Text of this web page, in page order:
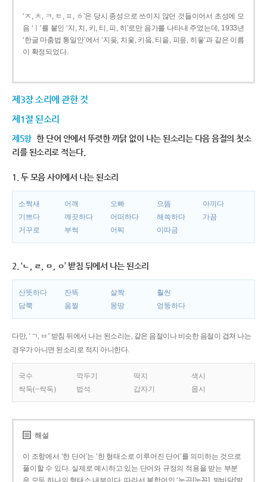
‘ㅈ, ㅊ, ㅋ, ㅌ, ㅍ, ㅎ’은 당시 종성으로 쓰이지 않던 것들이어서 초성에 모
음 ‘ㅣ’를 붙인 ‘지, 치, 키, 티, 피, 히’로만 음가를 나타내 주었는데, 1933년
‘한글 마춤법 통일안’에서 ‘지읒, 치읓, 키읔, 티읕, 피읖, 히읗’과 같은 이름
이 확정되었다.
제3장 소리에 관한 것
제1절 된소리
제5항 한 단어 안에서 뚜렷한 까닭 없이 나는 된소리는 다음 음절의 첫소
리를 된소리로 적는다.
1. 두 모음 사이에서 나는 된소리
소쩍새 어깨 오빠 으뜸
아끼다
기쁘다
깨끗하다 어떠하다 해쓱하다
가끔
거꾸로
부썩 어찌 이따금
2. ‘ㄴ, ㄹ, ㅁ, ㅇ’ 받침 뒤에서 나는 된소리
산뜻하다 잔뜩 살짝
훨씬
담뿍
움찔 몽땅 엉뚱하다
다만, ‘ㄱ, ㅂ’ 받침 뒤에서 나는 된소리는, 같은 음절이나 비슷한 음절이 겹쳐 나는
경우가 아니면 된소리로 적지 아니한다.
국수 깍두기 딱지
색시
싹둑(~싹둑)
법석 갑자기 몹시
해설
이 조항에서 ‘한 단어’는 ‘한 형태소로 이루어진 단어’를 의미하는 것으로
풀이할 수 있다. 실제로 예시하고 있는 단어와 규정의 적용을 받는 부분
은 모두 하나의 형태소 내부이다. 따라서 복합어인 ‘눈곱[눈꼽], 발바닥[발